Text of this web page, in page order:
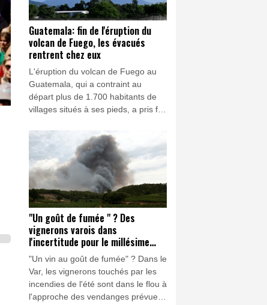
Guatemala: fin de l'éruption du
volcan de Fuego, les évacués
rentrent chez eux
L'éruption du volcan de Fuego au
Guatemala, qui a contraint au
départ plus de 1.700 habitants de
villages situés à ses pieds, a pris fin
évacués a commencé.
"Un goût de fumée " ? Des
vignerons varois dans
l'incertitude pour le millésime
2026
"Un vin au goût de fumée" ? Dans le
Var, les vignerons touchés par les
incendies de l'été sont dans le flou à
l'approche des vendanges prévues